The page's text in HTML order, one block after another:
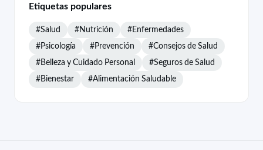
Etiquetas populares
#Salud #Nutrición #Enfermedades
#Psicología #Prevención #Consejos de Salud
#Belleza y Cuidado Personal #Seguros de Salud
#Bienestar #Alimentación Saludable